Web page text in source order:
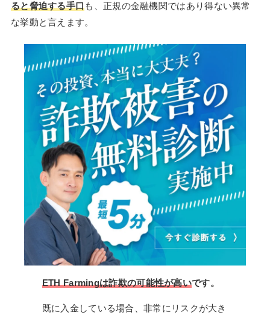
ると脅迫する手口も、正規の金融機関ではあり得ない異常
な挙動と言えます。
ETH Farmingは詐欺の可能性が高いです。
既に入金している場合、非常にリスクが大き